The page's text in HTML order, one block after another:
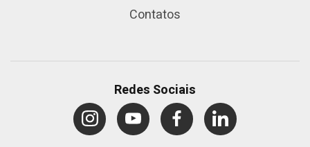
Contatos
Redes Sociais